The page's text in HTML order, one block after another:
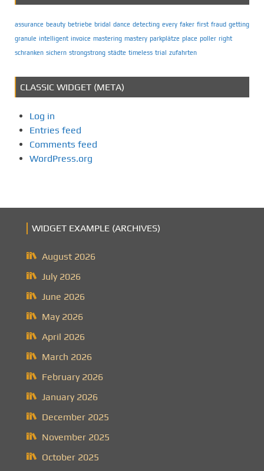
assurance beauty betriebe bridal dance detecting every faker first fraud getting
granule intelligent invoice mastering mastery parkplätze place poller right
schranken sichern strongstrong städte timeless trial zufahrten
CLASSIC WIDGET (META)
Log in
Entries feed
Comments feed
WordPress.org
WIDGET EXAMPLE (ARCHIVES)
August 2026
July 2026
June 2026
May 2026
April 2026
March 2026
February 2026
January 2026
December 2025
November 2025
October 2025